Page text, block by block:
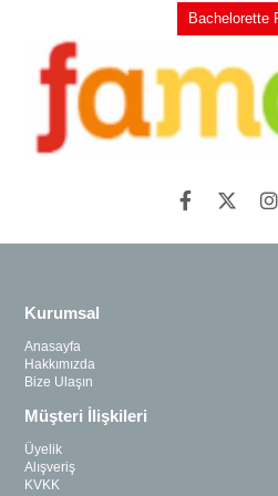
Bachelorette
Kurumsal
Anasayfa
Hakkımızda
Bize Ulaşın
Müşteri İlişkileri
Üyelik
Alışveriş
KVKK